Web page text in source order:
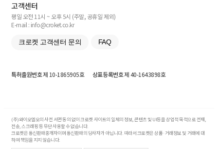
고객센터
평일 오전 11시 ~ 오후 5시 (주말, 공휴일 제외)
E-mail : info@croket.co.kr
크로켓 고객센터 문의 FAQ
특허출원번호제 10-1865905호 상표등록번호제 40-1643898호
(주)와이오엘오의 사전 서면 동의 없이 크로켓 사이트의 일체의 정보, 콘텐츠 및 UI등을 상업적 목적으로 전재,
전송, 스크래핑 등 무단 사용할 수 없습니다.
크로켓은 통신판매중개자이며 통신판매의 당사자가 아닙니다. 따라서 크로켓은 상품·거래정보 및 거래에 대
하여 책임을 지지 않습니다.